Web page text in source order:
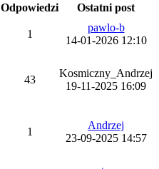
Odpowiedzi
Ostatni post
1
pawlo-b
14-01-2026 12:10
43
Kosmiczny_Andrzej
19-11-2025 16:09
1
Andrzej
23-09-2025 14:57